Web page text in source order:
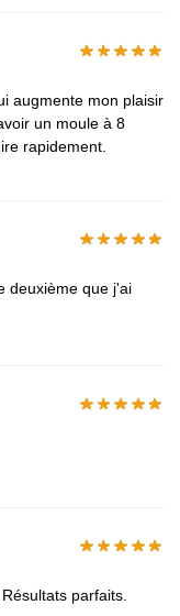
augmente mon plaisir
un moule à 8
rapidement.
deuxième que j'ai
parfaits.